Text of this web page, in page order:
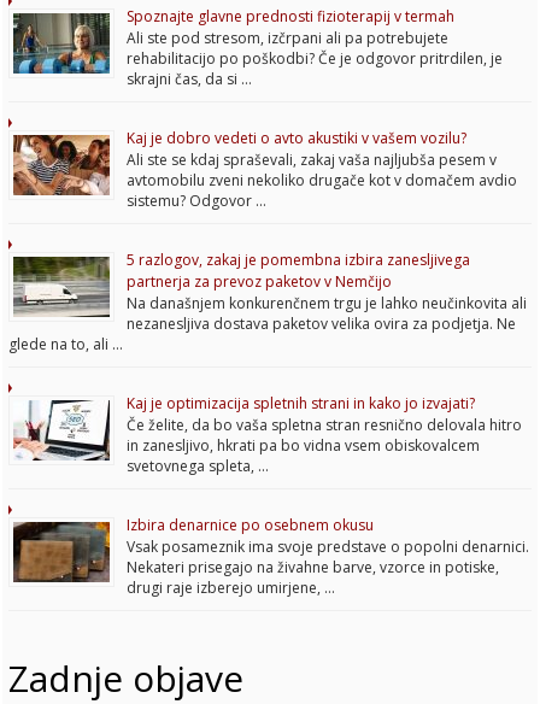
Spoznajte glavne prednosti fizioterapij v termah
Ali ste pod stresom, izčrpani ali pa potrebujete
rehabilitacijo po poškodbi? Če je odgovor pritrdilen, je
skrajni čas, da si …
Kaj je dobro vedeti o avto akustiki v vašem vozilu?
Ali ste se kdaj spraševali, zakaj vaša najljubša pesem v
avtomobilu zveni nekoliko drugače kot v domačem avdio
sistemu? Odgovor …
5 razlogov, zakaj je pomembna izbira zanesljivega
partnerja za prevoz paketov v Nemčijo
Na današnjem konkurenčnem trgu je lahko neučinkovita ali
nezanesljiva dostava paketov velika ovira za podjetja. Ne
glede na to, ali …
Kaj je optimizacija spletnih strani in kako jo izvajati?
Če želite, da bo vaša spletna stran resnično delovala hitro
in zanesljivo, hkrati pa bo vidna vsem obiskovalcem
svetovnega spleta, …
Izbira denarnice po osebnem okusu
Vsak posameznik ima svoje predstave o popolni denarnici.
Nekateri prisegajo na živahne barve, vzorce in potiske,
drugi raje izberejo umirjene, …
Zadnje objave